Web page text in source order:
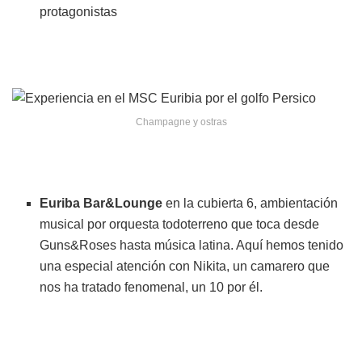
protagonistas
Champagne y ostras
Euriba Bar&Lounge en la cubierta 6, ambientación
musical por orquesta todoterreno que toca desde
Guns&Roses hasta música latina. Aquí hemos tenido
una especial atención con Nikita, un camarero que
nos ha tratado fenomenal, un 10 por él.